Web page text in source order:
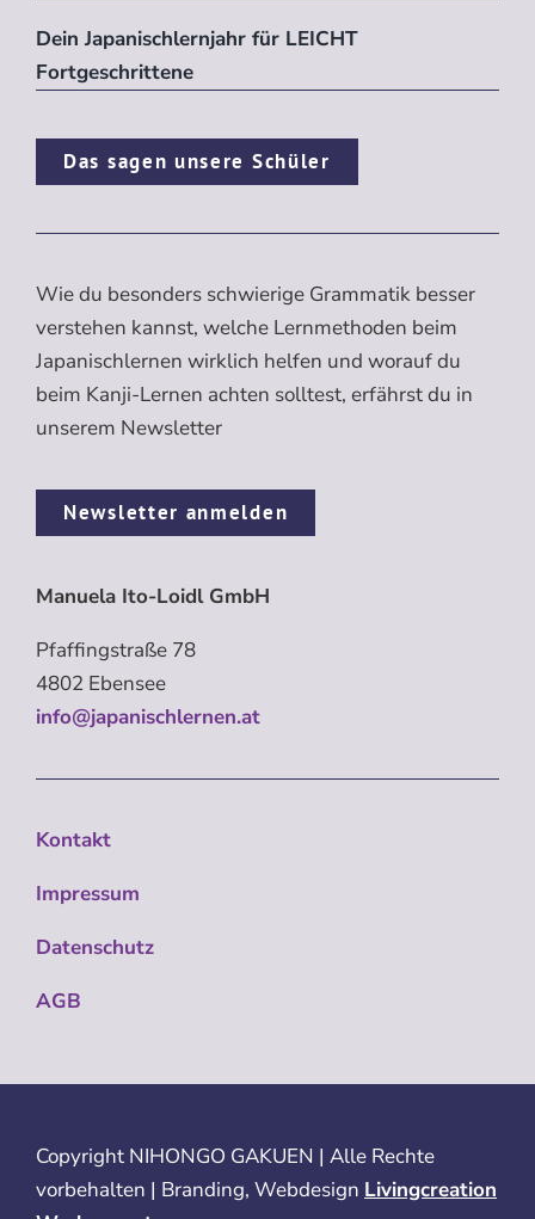
Dein Japanischlernjahr für LEICHT
Fortgeschrittene
Das sagen unsere Schüler
Wie du besonders schwierige Grammatik besser
verstehen kannst, welche Lernmethoden beim
Japanischlernen wirklich helfen und worauf du
beim Kanji-Lernen achten solltest, erfährst du in
unserem Newsletter
Newsletter anmelden
Manuela Ito-Loidl GmbH
Pfaffingstraße 78
4802 Ebensee
info@japanischlernen.at
Kontakt
Impressum
Datenschutz
AGB
Copyright NIHONGO GAKUEN | Alle Rechte
vorbehalten | Branding, Webdesign Livingcreation